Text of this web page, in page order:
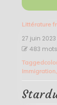
Littérature
27 juin 2023
483 mots
Tagged
Immigration,